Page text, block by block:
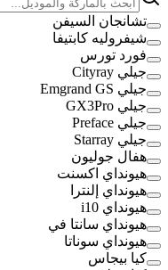
تشانجان السيفن
شيفروليه كابتيفا
فورد تورس
جيلي Cityray
جيلي Emgrand GS
جيلي GX3Pro
جيلي Preface
جيلي Starray
هفال جوليون
هيونداي اكسنت
هيونداي إلنترا
هيونداي i10
هيونداي سانتا في
هيونداي سوناتا
كيا بيجاس